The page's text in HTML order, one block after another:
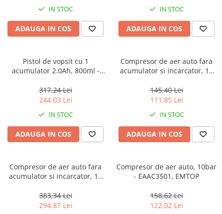
Scule și Unelte electrice
Masini de gaurit
Accesorii masini de gaurit
Circulare si fierastraie electrice
Masini de slefuit si polisat
Polizoare electrice
Accesorii polizare si slefuire
Polizoare electrice
Rindele electrice
Suflante
Motoburghie si Burghie
Mixere- Amestecatoare
Acumulatori si incarcatoare
IN STOC
ADAUGA IN COS
IN STOC
ADAUGA IN COS
Pistol de vopsit cu 1
acumulator 2.0Ah, 800ml -
317,24 Lei
244,03 Lei
IN STOC
ADAUGA IN COS
Compresor de aer auto fara
acumulator si incarcator, 10
145,40 Lei
111,85 Lei
IN STOC
ADAUGA IN COS
Compresor de aer auto fara
acumulator si incarcator, 11
383,34 Lei
294,87 Lei
Compresor de aer auto, 10bar
- EAAC3501, EMTOP
158,62 Lei
122,02 Lei